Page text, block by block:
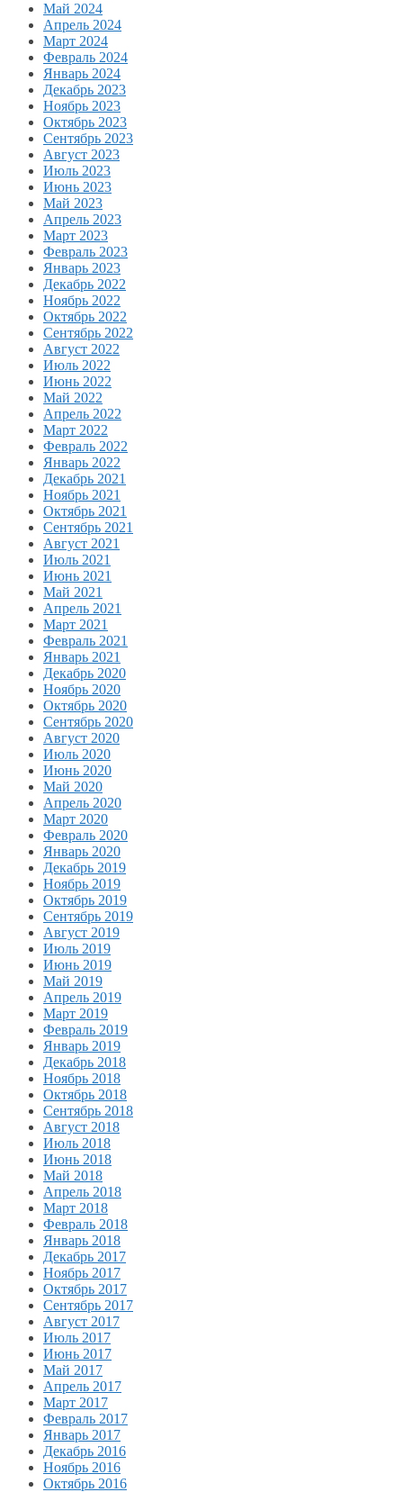
Май 2024
Апрель 2024
Март 2024
Февраль 2024
Январь 2024
Декабрь 2023
Ноябрь 2023
Октябрь 2023
Сентябрь 2023
Август 2023
Июль 2023
Июнь 2023
Май 2023
Апрель 2023
Март 2023
Февраль 2023
Январь 2023
Декабрь 2022
Ноябрь 2022
Октябрь 2022
Сентябрь 2022
Август 2022
Июль 2022
Июнь 2022
Май 2022
Апрель 2022
Март 2022
Февраль 2022
Январь 2022
Декабрь 2021
Ноябрь 2021
Октябрь 2021
Сентябрь 2021
Август 2021
Июль 2021
Июнь 2021
Май 2021
Апрель 2021
Март 2021
Февраль 2021
Январь 2021
Декабрь 2020
Ноябрь 2020
Октябрь 2020
Сентябрь 2020
Август 2020
Июль 2020
Июнь 2020
Май 2020
Апрель 2020
Март 2020
Февраль 2020
Январь 2020
Декабрь 2019
Ноябрь 2019
Октябрь 2019
Сентябрь 2019
Август 2019
Июль 2019
Июнь 2019
Май 2019
Апрель 2019
Март 2019
Февраль 2019
Январь 2019
Декабрь 2018
Ноябрь 2018
Октябрь 2018
Сентябрь 2018
Август 2018
Июль 2018
Июнь 2018
Май 2018
Апрель 2018
Март 2018
Февраль 2018
Январь 2018
Декабрь 2017
Ноябрь 2017
Октябрь 2017
Сентябрь 2017
Август 2017
Июль 2017
Июнь 2017
Май 2017
Апрель 2017
Март 2017
Февраль 2017
Январь 2017
Декабрь 2016
Ноябрь 2016
Октябрь 2016